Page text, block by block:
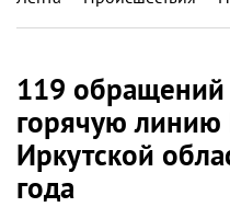
119 обращений
горячую линию
Иркутской
года